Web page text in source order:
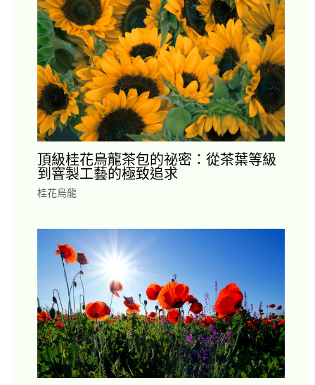
頂級桂花烏龍茶包的祕密：從茶葉等級
到窨製工藝的極致追求
桂花烏龍